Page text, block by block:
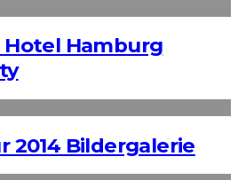
Hotel Hamburg
2014 Bildergalerie